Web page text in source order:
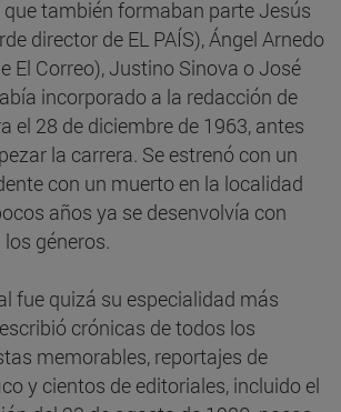
también formaban parte Jesús
director de EL PAÍS), Ángel Arnedo
El Correo), Justino Sinova o José
incorporado a la redacción de
el 28 de diciembre de 1963, antes
la carrera. Se estrenó con un
con un muerto en la localidad
años ya se desenvolvía con
géneros.
fue quizá su especialidad más
crónicas de todos los
memorables, reportajes de
y cientos de editoriales, incluido el